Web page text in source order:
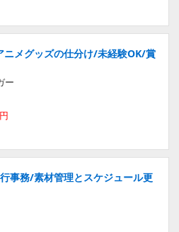
ニメグッズの仕分け/未経験OK/賞
ー
事務/素材管理とスケジュール更